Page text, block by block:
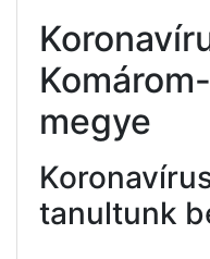
megye
tanultunk